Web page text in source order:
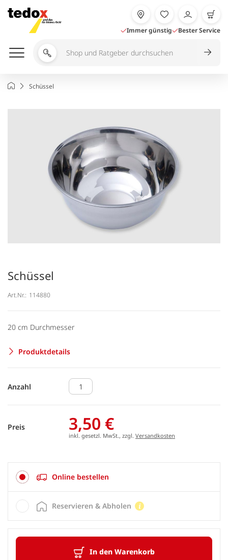
Inhalt
springen
Immer günstig Bester Service
Shop
StartseiteSchüssel
Schüssel
Art.Nr.: 114880
20 cm Durchmesser
Produktdetails
Anzahl
Preis 3,50 €
inkl. gesetzl. MwSt., zzgl. Versandkosten
Online bestellen
In den Warenkorb
Reservieren & Abholen